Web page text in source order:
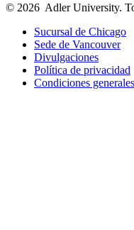
© 2026 Adler University.
Sucursal de Chicago
Sede de Vancouver
Divulgaciones
Política de privacidad
Condiciones generales